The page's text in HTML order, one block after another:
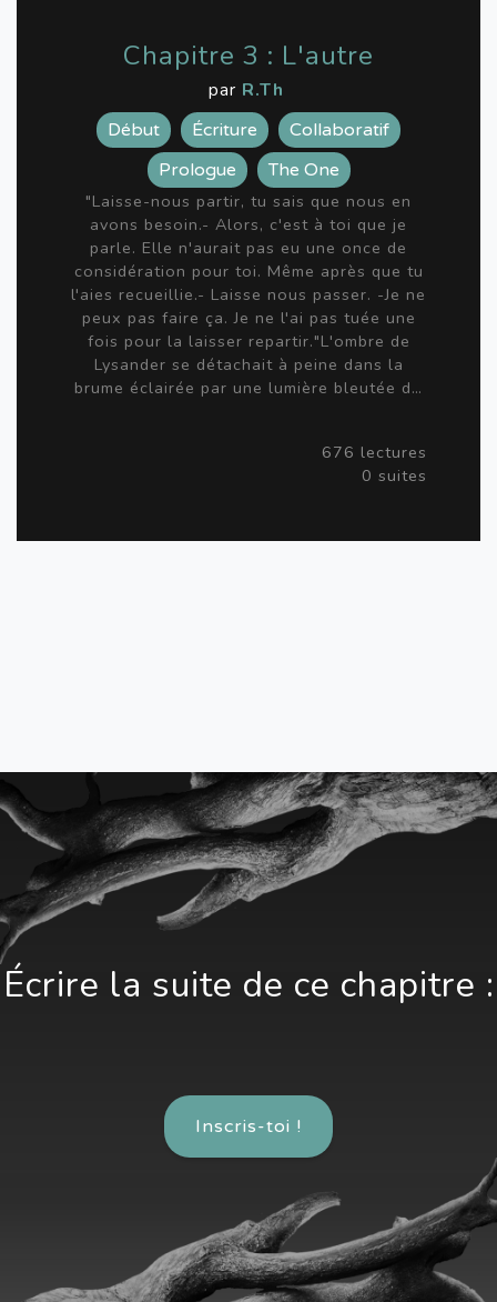
Chapitre 3 : L'autre
par R.Th
Début Écriture
Collaboratif
Prologue
The One
"Laisse-nous partir, tu sais que nous en
avons besoin.- Alors, c'est à toi que je
parle. Elle n'aurait pas eu une once de
considération pour toi. Même après que tu
l'aies recueillie.- Laisse nous passer. -Je ne
peux pas faire ça. Je ne l'ai pas tuée une
fois pour la laisser repartir."L'ombre de
Lysander se détachait à peine dans la
brume éclairée par une lumière bleutée d…
676 lectures
0 suites
Écrire la suite de ce chapitre :
Inscris-toi !